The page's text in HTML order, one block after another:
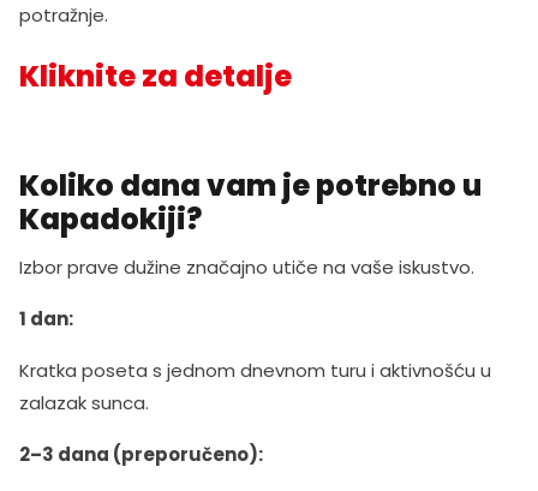
potražnje.
Kliknite za detalje
Koliko dana vam je potrebno u
Kapadokiji?
Izbor prave dužine značajno utiče na vaše iskustvo.
1 dan:
Kratka poseta s jednom dnevnom turu i aktivnošću u
zalazak sunca.
2–3 dana (preporučeno):